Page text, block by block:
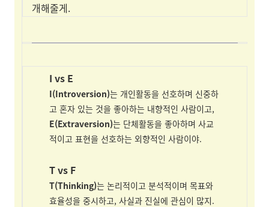
개해줄게.
I vs E
I(Introversion)는 개인활동을 선호하며 신중하
고 혼자 있는 것을 좋아하는 내향적인 사람이고,
E(Extraversion)는 단체활동을 좋아하며 사교
적이고 표현을 선호하는 외향적인 사람이야.
T vs F
T(Thinking)는 논리적이고 분석적이며 목표와
효율성을 중시하고, 사실과 진실에 관심이 많지.